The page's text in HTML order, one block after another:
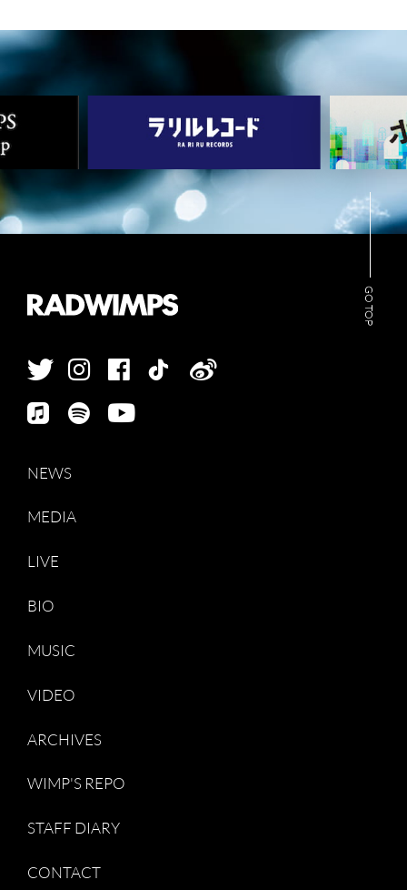
MUSIC
VIDEO
ARCHIVES
WIMP'S REPO
STAFF DIARY
CONTACT
GO TOP
NEWS
MEDIA
LIVE
BIO
MUSIC
VIDEO
ARCHIVES
WIMP'S REPO
STAFF DIARY
CONTACT